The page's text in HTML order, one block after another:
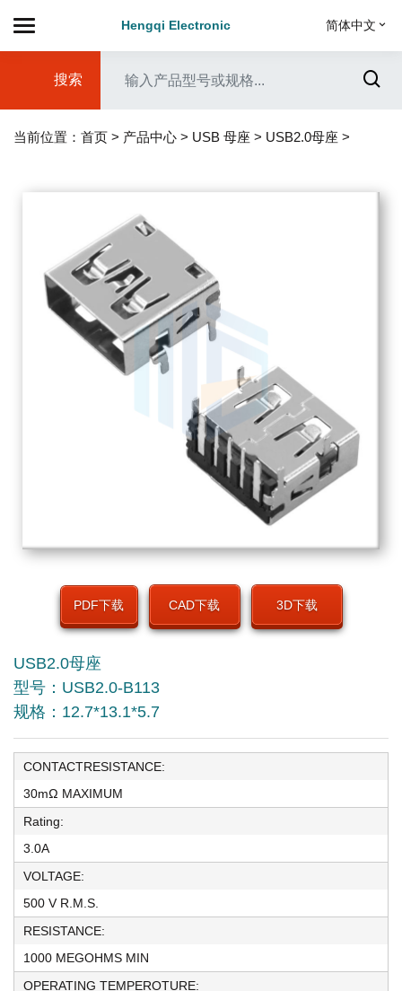
Hengqi Electronic 简体中文
搜索
当前位置： 首页 > 产品中心 > USB 母座 > USB2.0母座 >
PDF下载 CAD下载 3D下载
USB2.0母座
型号：USB2.0-B113
规格：12.7*13.1*5.7
CONTACTRESISTANCE:
30mΩ MAXIMUM
Rating:
3.0A
VOLTAGE:
500 V R.M.S.
RESISTANCE:
1000 MEGOHMS MIN
OPERATING TEMPEROTURE: